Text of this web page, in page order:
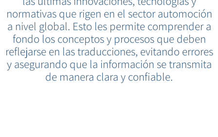
normativas que rigen en el sector automoción
a nivel global. Esto les permite comprender a
fondo los conceptos y procesos que deben
reflejarse en las traducciones, evitando errores
y asegurando que la información se transmita
de manera clara y confiable.